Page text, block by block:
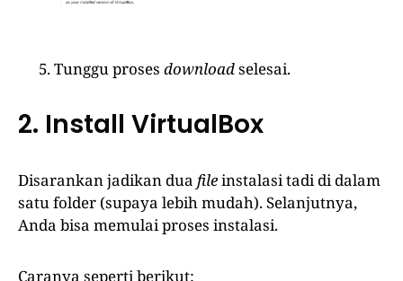
Tunggu proses downloadselesai.
2. Install VirtualBox
Disarankan jadikan dua fileinstalasi tadi di dalam
satu folder (supaya lebih mudah). Selanjutnya,
Anda bisa memulai proses instalasi.
Caranya seperti berikut: